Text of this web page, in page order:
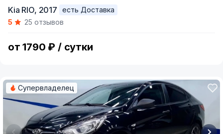
of
Kia RIO, 2017
есть Доставка
5
25 отзывов
от 1790 ₽ / сутки
Супервладелец